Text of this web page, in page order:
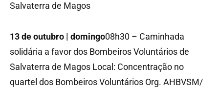
Salvaterra de Magos
13 de outubro | domingo08h30 – Caminhada
solidária a favor dos Bombeiros Voluntários de
Salvaterra de Magos Local: Concentração no
quartel dos Bombeiros Voluntários Org. AHBVSM/